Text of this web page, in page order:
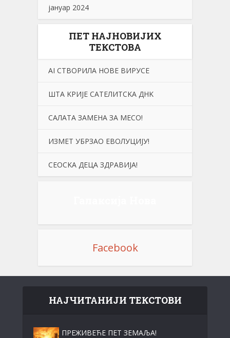
јануар 2024
ПЕТ НАЈНОВИЈИХ
ТЕКСТОВА
АI СТВОРИЛА НОВЕ ВИРУСЕ
ШТА KРИЈЕ САТЕЛИТСKА ДНK
САЛАТА ЗАМЕНА ЗА МЕСО!
ИЗМЕТ УБРЗАО ЕВОЛУЦИЈУ!
СЕОСKА ДЕЦА ЗДРАВИЈА!
Facebook
НАЈЧИТАНИЈИ ТЕКСТОВИ
ПРЕЖИВЕЋЕ ПЕТ ЗЕМАЉА!